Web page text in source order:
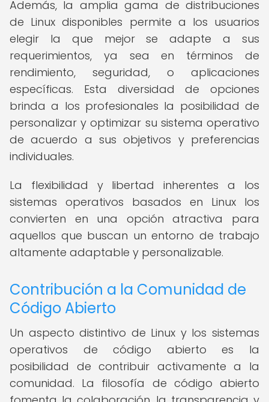
Además, la amplia gama de distribuciones
de Linux disponibles permite a los usuarios
elegir la que mejor se adapte a sus
requerimientos, ya sea en términos de
rendimiento, seguridad, o aplicaciones
específicas. Esta diversidad de opciones
brinda a los profesionales la posibilidad de
personalizar y optimizar su sistema operativo
de acuerdo a sus objetivos y preferencias
individuales.
La flexibilidad y libertad inherentes a los
sistemas operativos basados en Linux los
convierten en una opción atractiva para
aquellos que buscan un entorno de trabajo
altamente adaptable y personalizable.
Contribución a la Comunidad de
Código Abierto
Un aspecto distintivo de Linux y los sistemas
operativos de código abierto es la
posibilidad de contribuir activamente a la
comunidad. La filosofía de código abierto